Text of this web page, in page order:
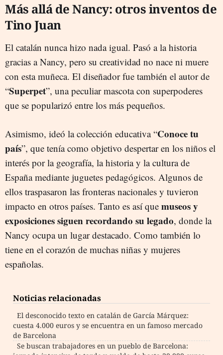
Más allá de Nancy: otros inventos de
Tino Juan
El catalán nunca hizo nada igual. Pasó a la historia
gracias a Nancy, pero su creatividad no nace ni muere
con esta muñeca. El diseñador fue también el autor de
“Superpet”, una peculiar mascota con superpoderes
que se popularizó entre los más pequeños.
Asimismo, ideó la colección educativa “Conoce tu
país”, que tenía como objetivo despertar en los niños el
interés por la geografía, la historia y la cultura de
España mediante juguetes pedagógicos. Algunos de
ellos traspasaron las fronteras nacionales y tuvieron
impacto en otros países. Tanto es así que museos y
exposiciones siguen recordando su legado, donde la
Nancy ocupa un lugar destacado. Como también lo
tiene en el corazón de muchas niñas y mujeres
españolas.
Noticias relacionadas
El desconocido texto en catalán de García Márquez:
cuesta 4.000 euros y se encuentra en un famoso mercado
de Barcelona
Se buscan trabajadores en un pueblo de Barcelona: